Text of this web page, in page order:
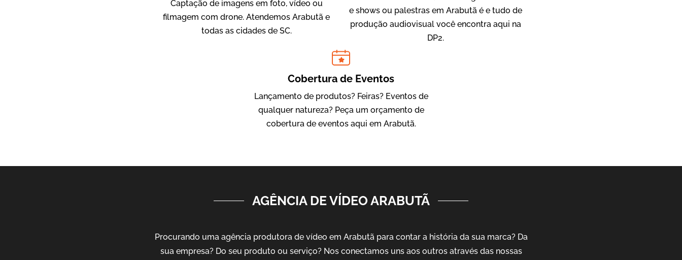
Julândia
Animação 2D
Captação de imagens em foto, vídeo ou
filmagem com drone. Atendemos Arabutã e
todas as cidades de SC.
e shows ou palestras em Arabutã é e tudo de
produção audiovisual você encontra aqui na
DP2.
Cobertura de Eventos
Lançamento de produtos? Feiras? Eventos de
qualquer natureza? Peça um orçamento de
cobertura de eventos aqui em Arabutã.
AGÊNCIA DE VÍDEO ARABUTÃ
Procurando uma agência produtora de vídeo em Arabutã para contar a história da sua marca? Da
sua empresa? Do seu produto ou serviço? Nos conectamos uns aos outros através das nossas